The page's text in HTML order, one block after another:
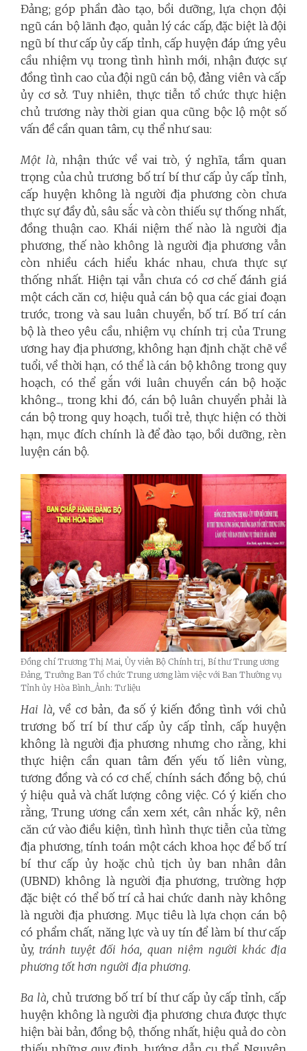
Đảng; góp phần đào tạo, bồi dưỡng, lựa chọn đội
ngũ cán bộ lãnh đạo, quản lý các cấp, đặc biệt là đội
ngũ bí thư cấp ủy cấp tỉnh, cấp huyện đáp ứng yêu
cầu nhiệm vụ trong tình hình mới, nhận được sự
đồng tình cao của đội ngũ cán bộ, đảng viên và cấp
ủy cơ sở. Tuy nhiên, thực tiễn tổ chức thực hiện
chủ trương này thời gian qua cũng bộc lộ một số
vấn đề cần quan tâm, cụ thể như sau:
Một là, nhận thức về vai trò, ý nghĩa, tầm quan
trọng của chủ trương bố trí bí thư cấp ủy cấp tỉnh,
cấp huyện không là người địa phương còn chưa
thực sự đầy đủ, sâu sắc và còn thiếu sự thống nhất,
đồng thuận cao. Khái niệm thế nào là người địa
phương, thế nào không là người địa phương vẫn
còn nhiều cách hiểu khác nhau, chưa thực sự
thống nhất. Hiện tại vẫn chưa có cơ chế đánh giá
một cách căn cơ, hiệu quả cán bộ qua các giai đoạn
trước, trong và sau luân chuyển, bố trí. Bố trí cán
bộ là theo yêu cầu, nhiệm vụ chính trị của Trung
ương hay địa phương, không hạn định chặt chẽ về
tuổi, về thời hạn, có thể là cán bộ không trong quy
hoạch, có thể gắn với luân chuyển cán bộ hoặc
không..., trong khi đó, cán bộ luân chuyển phải là
cán bộ trong quy hoạch, tuổi trẻ, thực hiện có thời
hạn, mục đích chính là để đào tạo, bồi dưỡng, rèn
luyện cán bộ.
Đồng chí Trương Thị Mai, Ủy viên Bộ Chính trị, Bí thư Trung ương
Đảng, Trưởng Ban Tổ chức Trung ương làm việc với Ban Thường vụ
Tỉnh ủy Hòa Bình_Ảnh: Tư liệu
Hai là, về cơ bản, đa số ý kiến đồng tình với chủ
trương bố trí bí thư cấp ủy cấp tỉnh, cấp huyện
không là người địa phương nhưng cho rằng, khi
thực hiện cần quan tâm đến yếu tố liên vùng,
tương đồng và có cơ chế, chính sách đồng bộ, chú
ý hiệu quả và chất lượng công việc. Có ý kiến cho
rằng, Trung ương cần xem xét, cân nhắc kỹ, nên
căn cứ vào điều kiện, tình hình thực tiễn của từng
địa phương, tính toán một cách khoa học để bố trí
bí thư cấp ủy hoặc chủ tịch ủy ban nhân dân
(UBND) không là người địa phương, trường hợp
đặc biệt có thể bố trí cả hai chức danh này không
là người địa phương. Mục tiêu là lựa chọn cán bộ
có phẩm chất, năng lực và uy tín để làm bí thư cấp
ủy, tránh tuyệt đối hóa, quan niệm người khác địa
phương tốt hơn người địa phương.
Ba là, chủ trương bố trí bí thư cấp ủy cấp tỉnh, cấp
huyện không là người địa phương chưa được thực
hiện bài bản, đồng bộ, thống nhất, hiệu quả do còn